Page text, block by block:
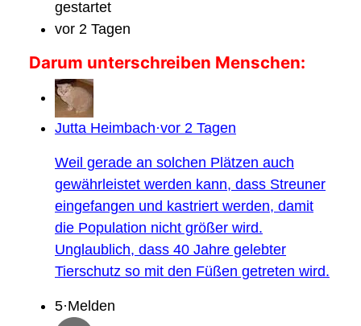
gestartet
vor 2 Tagen
Darum unterschreiben Menschen:
Jutta Heimbach·vor 2 Tagen
Weil gerade an solchen Plätzen auch
gewährleistet werden kann, dass Streuner
eingefangen und kastriert werden, damit
die Population nicht größer wird.
Unglaublich, dass 40 Jahre gelebter
Tierschutz so mit den Füßen getreten wird.
5·Melden